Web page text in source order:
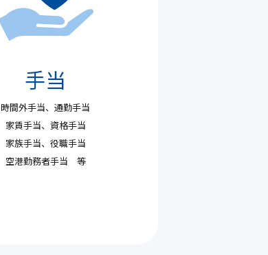
手当
時間外手当、通勤手当
家賃手当、 資格手当
家族手当、役職手当
空港勤務者手当 等